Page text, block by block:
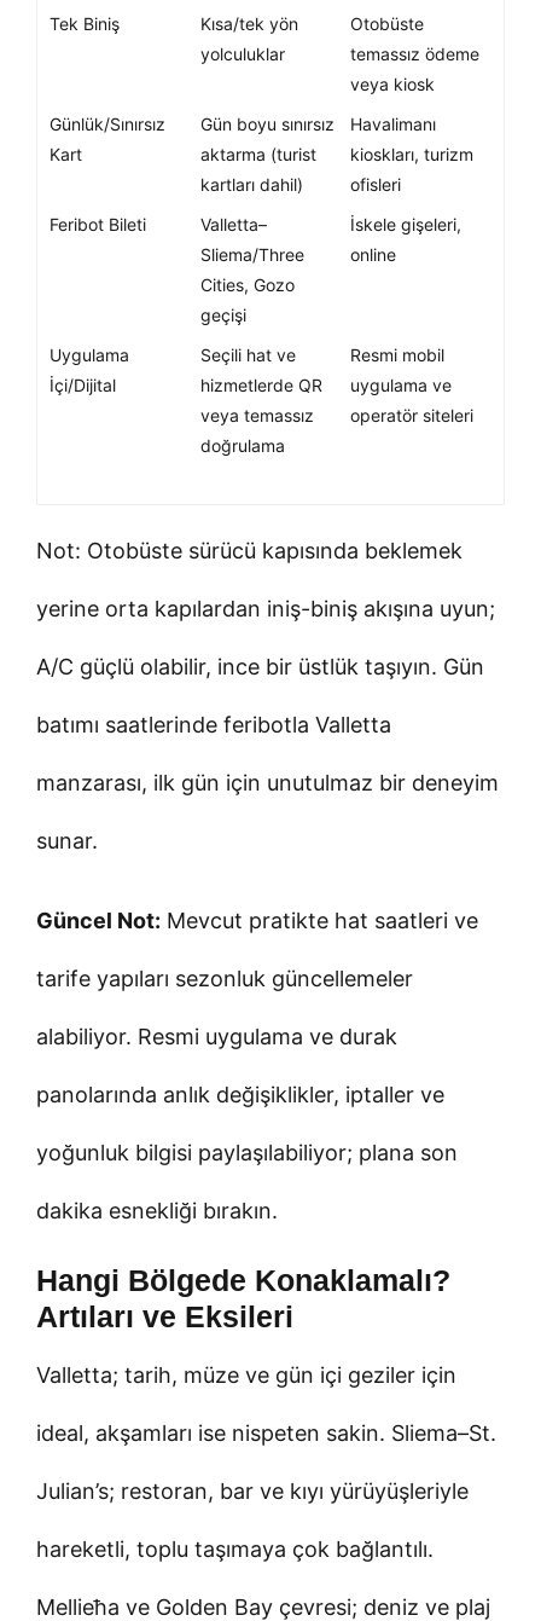
Tek Biniş
Kısa/tek yön
yolculuklar
Otobüste
temassız ödeme
veya kiosk
Günlük/Sınırsız
Kart
Gün boyu sınırsız
aktarma (turist
kartları dahil)
Havalimanı
kioskları, turizm
ofisleri
Feribot Bileti
Valletta–
Sliema/Three
Cities, Gozo
geçişi
İskele gişeleri,
online
Uygulama
İçi/Dijital
Seçili hat ve
hizmetlerde QR
veya temassız
doğrulama
Resmi mobil
uygulama ve
operatör siteleri
Not: Otobüste sürücü kapısında beklemek
yerine orta kapılardan iniş-biniş akışına uyun;
A/C güçlü olabilir, ince bir üstlük taşıyın. Gün
batımı saatlerinde feribotla Valletta
manzarası, ilk gün için unutulmaz bir deneyim
sunar.
Güncel Not: Mevcut pratikte hat saatleri ve
tarife yapıları sezonluk güncellemeler
alabiliyor. Resmi uygulama ve durak
panolarında anlık değişiklikler, iptaller ve
yoğunluk bilgisi paylaşılabiliyor; plana son
dakika esnekliği bırakın.
Hangi Bölgede Konaklamalı?
Artıları ve Eksileri
Valletta; tarih, müze ve gün içi geziler için
ideal, akşamları ise nispeten sakin. Sliema–St.
Julian’s; restoran, bar ve kıyı yürüyüşleriyle
hareketli, toplu taşımaya çok bağlantılı.
Mellieħa ve Golden Bay çevresi; deniz ve plaj